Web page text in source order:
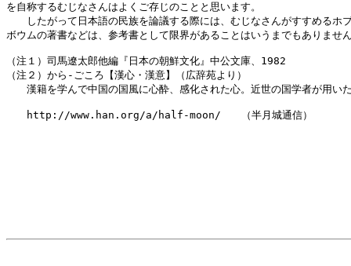
を自称するむじなさんはよくご存じのことと思います。
したがって日本語の民族を論議する際には、むじなさんがすすめるホ
ボウムの著書などは、参考書として限界があることはいうまでもありませ
（注１）司馬遼太郎他編『日本の朝鮮文化』中公文庫、1982
（注２）から‐ごころ【漢心・漢意】（広辞苑より）
漢籍を学んで中国の国風に心酔、感化された心。近世の国学者が用い
http://www.han.org/a/half-moon/　　（半月城通信）